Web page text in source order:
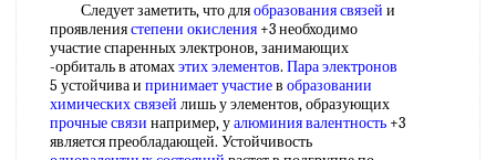
Следует заметить, что дляобразования связей и
проявлениястепени окисления +3 необходимо
участие спаренных электронов, занимающих
-орбиталь в атомахэтих элементов. Пара электронов
5 устойчива и принимает участиев образовании
химических связей лишь у элементов, образующих
прочные связи например, уалюминия валентность +3
является преобладающей. Устойчивость